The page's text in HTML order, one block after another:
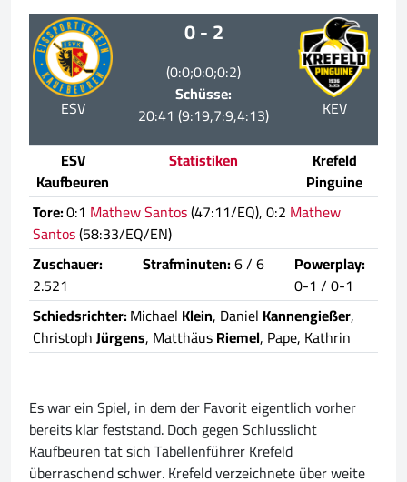
ESV
0 - 2
(0:0;0:0;0:2)
Schüsse:
20:41 (9:19,7:9,4:13)
KEV
ESV
Kaufbeuren
Statistiken
Krefeld
Pinguine
Tore:0:1 Mathew Santos(47:11/EQ), 0:2 Mathew
Santos(58:33/EQ/EN)
Zuschauer:
2.521
Strafminuten:6 / 6
Powerplay:
0-1 / 0-1
Schiedsrichter:Michael Klein, Daniel Kannengießer,
ChristophJürgens, MatthäusRiemel, Pape, Kathrin
Es war ein Spiel, in dem der Favorit eigentlich vorher
bereits klar feststand. Doch gegen Schlusslicht
Kaufbeuren tat sich Tabellenführer Krefeld
überraschend schwer. Krefeld verzeichnete über weite